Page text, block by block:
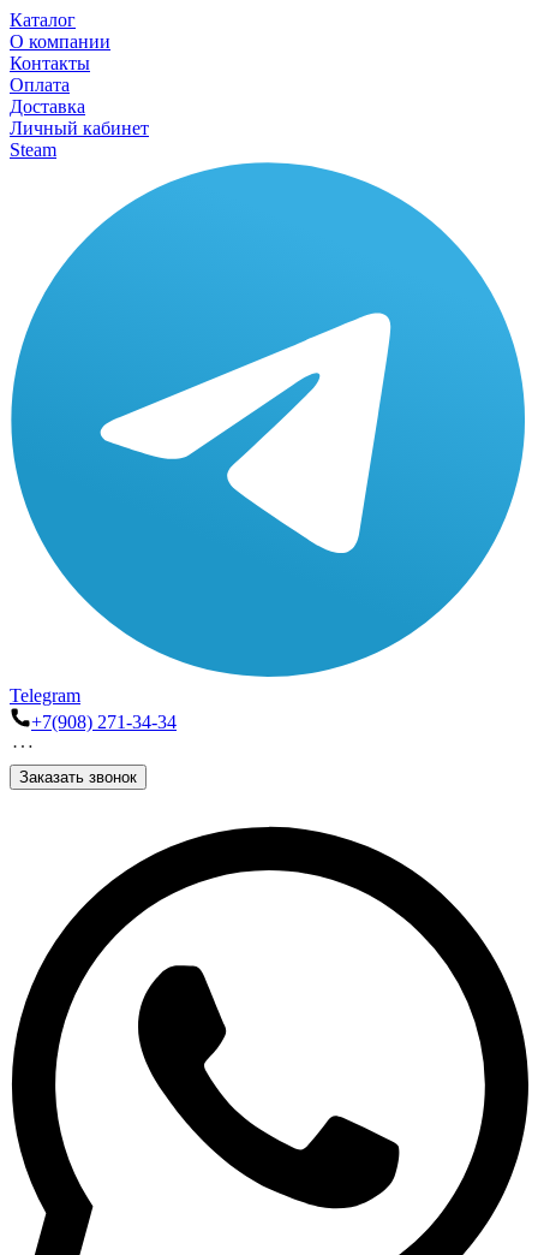
Каталог
О компании
Контакты
Оплата
Доставка
Личный кабинет
Steam
Telegram
+7(908) 271-34-34
Заказать звонок